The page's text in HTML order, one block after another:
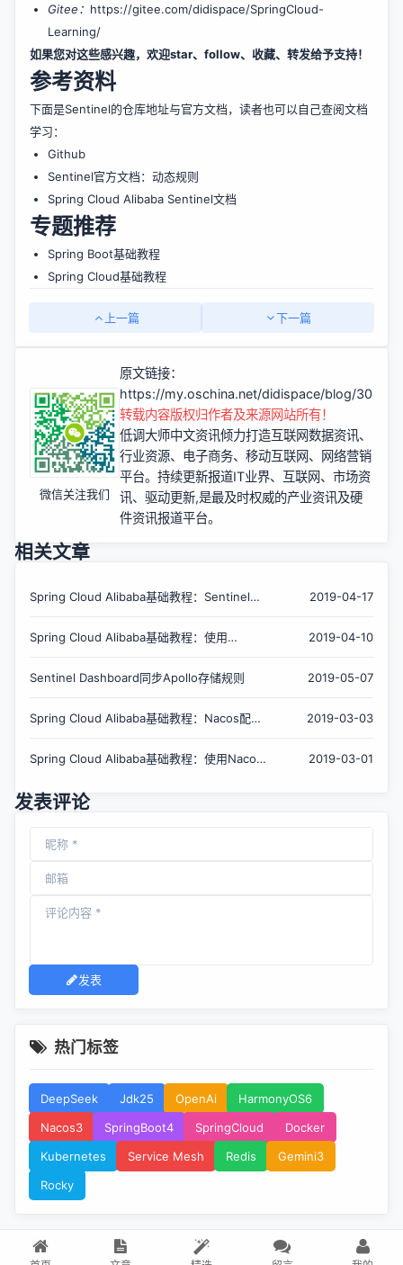
Gitee： https://gitee.com/didispace/SpringCloud-
Learning/
如果您对这些感兴趣，欢迎star、follow、收藏、转发给予支持！
参考资料
下面是Sentinel的仓库地址与官方文档，读者也可以自己查阅文档
学习：
Github
Sentinel官方文档：动态规则
Spring Cloud Alibaba Sentinel文档
专题推荐
Spring Boot基础教程
Spring Cloud基础教程
上一篇 下一篇
微信关注我们
原文链接：
https://my.oschina.net/didispace/blog/
转载内容版权归作者及来源网站所有！
低调大师中文资讯倾力打造互联网数据资讯、
行业资源、电子商务、移动互联网、网络营销
平台。持续更新报道IT业界、互联网、市场资
讯、驱动更新,是最及时权威的产业资讯及硬
件资讯报道平台。
相关文章
Spring Cloud Alibaba基础教程：Sentinel使
2019-04-17
Spring Cloud Alibaba基础教程：使用
2019-04-10
Sentinel Dashboard同步Apollo存储规则 2019-05-07
Spring Cloud Alibaba基础教程：Nacos配置
2019-03-03
Spring Cloud Alibaba基础教程：使用Nacos
2019-03-01
发表评论
发表
热门标签
DeepSeek Jdk25 OpenAi
HarmonyOS6
Nacos3
SpringBoot4 SpringCloud
Docker
Kubernetes
Service Mesh Redis
Gemini3
Rocky